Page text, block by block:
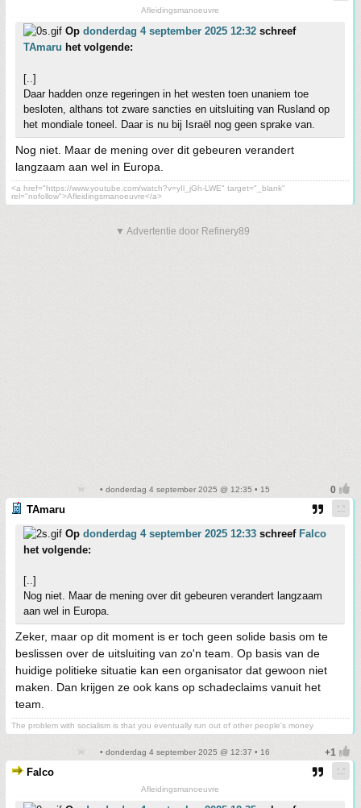
Afleidingsmanoeuvre
Op donderdag 4 september 2025 12:32 schreef
TAmaru het volgende:
[..]
Daar hadden onze regeringen in het westen toen unaniem toe
besloten, althans tot zware sancties en uitsluiting van Rusland op
het mondiale toneel. Daar is nu bij Israël nog geen sprake van.
Nog niet. Maar de mening over dit gebeuren verandert
langzaam aan wel in Europa.
<a href="https://www.youtube.com/watch?v=yIl_jGh-LWE" target="_blank"
rel="nofollow">Afleidingsmanoeuvre</a>
▼ Advertentie door Refinery89
• donderdag 4 september 2025 @ 12:35 • 15
TAmaru
Op donderdag 4 september 2025 12:33 schreef Falco
het volgende:
[..]
Nog niet. Maar de mening over dit gebeuren verandert langzaam
aan wel in Europa.
Zeker, maar op dit moment is er toch geen solide basis om te
beslissen over de uitsluiting van zo'n team. Op basis van de
huidige politieke situatie kan een organisator dat gewoon niet
maken. Dan krijgen ze ook kans op schadeclaims vanuit het
team.
The problem with socialism is that you eventually run out of other people's money
• donderdag 4 september 2025 @ 12:37 • 16
Falco
Afleidingsmanoeuvre